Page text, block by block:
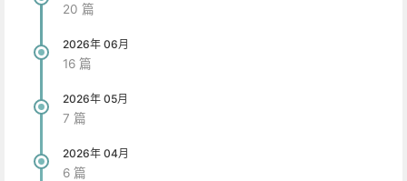
20 篇
2026年 06月
16 篇
2026年 05月
7 篇
2026年 04月
6 篇